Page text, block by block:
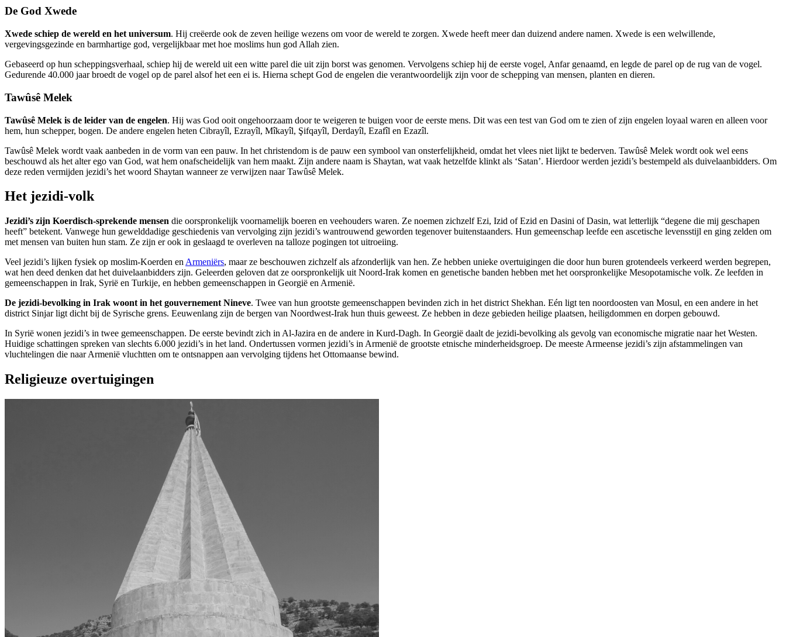
De God Xwede
Xwede schiep de wereld en het universum. Hij creëerde ook de zeven heilige wezens om voor de wereld te zorgen. Xwede heeft meer dan duizend andere namen. Xwede is een welwillende,
vergevingsgezinde en barmhartige god, vergelijkbaar met hoe moslims hun god Allah zien.
Gebaseerd op hun scheppingsverhaal, schiep hij de wereld uit een witte parel die uit zijn borst was genomen. Vervolgens schiep hij de eerste vogel, Anfar genaamd, en legde de parel op de rug van de vogel.
Gedurende 40.000 jaar broedt de vogel op de parel alsof het een ei is. Hierna schept God de engelen die verantwoordelijk zijn voor de schepping van mensen, planten en dieren.
Tawûsê Melek
Tawûsê Melek is de leider van de engelen. Hij was God ooit ongehoorzaam door te weigeren te buigen voor de eerste mens. Dit was een test van God om te zien of zijn engelen loyaal waren en alleen voor
hem, hun schepper, bogen. De andere engelen heten Cibrayîl, Ezrayîl, Mîkayîl, Şifqayîl, Derdayîl, Ezafîl en Ezazîl.
Tawûsê Melek wordt vaak aanbeden in de vorm van een pauw. In het christendom is de pauw een symbool van onsterfelijkheid, omdat het vlees niet lijkt te bederven. Tawûsê Melek wordt ook wel eens
beschouwd als het alter ego van God, wat hem onafscheidelijk van hem maakt. Zijn andere naam is Shaytan, wat vaak hetzelfde klinkt als ‘Satan’. Hierdoor werden jezidi’s bestempeld als duivelaanbidders. Om
deze reden vermijden jezidi’s het woord Shaytan wanneer ze verwijzen naar Tawûsê Melek.
Het jezidi-volk
Jezidi’s zijn Koerdisch-sprekende mensen die oorspronkelijk voornamelijk boeren en veehouders waren. Ze noemen zichzelf Ezi, Izid of Ezid en Dasini of Dasin, wat letterlijk “degene die mij geschapen
heeft” betekent. Vanwege hun gewelddadige geschiedenis van vervolging zijn jezidi’s wantrouwend geworden tegenover buitenstaanders. Hun gemeenschap leefde een ascetische levensstijl en ging zelden om
met mensen van buiten hun stam. Ze zijn er ook in geslaagd te overleven na talloze pogingen tot uitroeiing.
Veel jezidi’s lijken fysiek op moslim-Koerden en Armeniërs, maar ze beschouwen zichzelf als afzonderlijk van hen. Ze hebben unieke overtuigingen die door hun buren grotendeels verkeerd werden begrepen,
wat hen deed denken dat het duivelaanbidders zijn. Geleerden geloven dat ze oorspronkelijk uit Noord-Irak komen en genetische banden hebben met het oorspronkelijke Mesopotamische volk. Ze leefden in
gemeenschappen in Irak, Syrië en Turkije, en hebben gemeenschappen in Georgië en Armenië.
De jezidi-bevolking in Irak woont in het gouvernement Nineve. Twee van hun grootste gemeenschappen bevinden zich in het district Shekhan. Eén ligt ten noordoosten van Mosul, en een andere in het
district Sinjar ligt dicht bij de Syrische grens. Eeuwenlang zijn de bergen van Noordwest-Irak hun thuis geweest. Ze hebben in deze gebieden heilige plaatsen, heiligdommen en dorpen gebouwd.
In Syrië wonen jezidi’s in twee gemeenschappen. De eerste bevindt zich in Al-Jazira en de andere in Kurd-Dagh. In Georgië daalt de jezidi-bevolking als gevolg van economische migratie naar het Westen.
Huidige schattingen spreken van slechts 6.000 jezidi’s in het land. Ondertussen vormen jezidi’s in Armenië de grootste etnische minderheidsgroep. De meeste Armeense jezidi’s zijn afstammelingen van
vluchtelingen die naar Armenië vluchtten om te ontsnappen aan vervolging tijdens het Ottomaanse bewind.
Religieuze overtuigingen